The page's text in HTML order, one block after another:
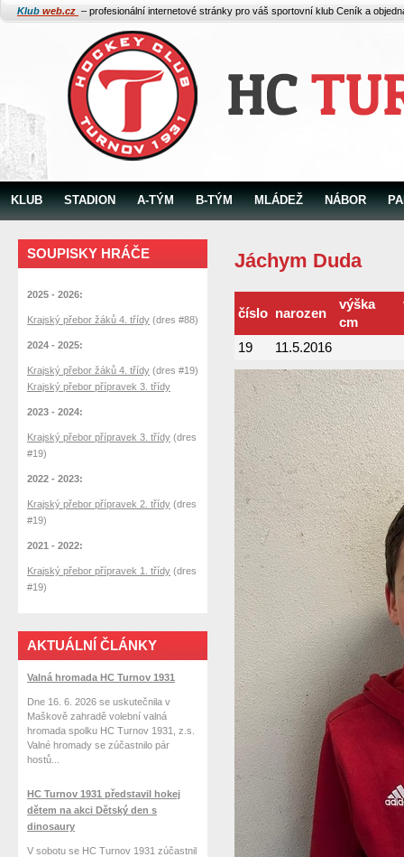
Klub web.cz – profesionální internetové stránky pro váš sportovní klub Ceník a
KLUB STADION A-TÝM B-TÝM MLÁDEŽ NÁBOR
Jáchym Duda
číslo narozen
výška
cm
19
11.5.2016
SOUPISKY HRÁČE
2025 - 2026:
Krajský přebor žáků 4. třídy (dres #88)
2024 - 2025:
Krajský přebor žáků 4. třídy (dres #19)
Krajský přebor přípravek 3. třídy
2023 - 2024:
Krajský přebor přípravek 3. třídy (dres
#19)
2022 - 2023:
Krajský přebor přípravek 2. třídy (dres
#19)
2021 - 2022:
Krajský přebor přípravek 1. třídy (dres
#19)
AKTUÁLNÍ ČLÁNKY
Valná hromada HC Turnov 1931
Dne 16. 6. 2026 se uskutečnila v
Maškově zahradě volební valná
hromada spolku HC Turnov 1931, z.s.
Valné hromady se zúčastnilo pár
hostů...
HC Turnov 1931 představil hokej
dětem na akci Dětský den s
dinosaury
V sobotu se HC Turnov 1931 zúčastnil